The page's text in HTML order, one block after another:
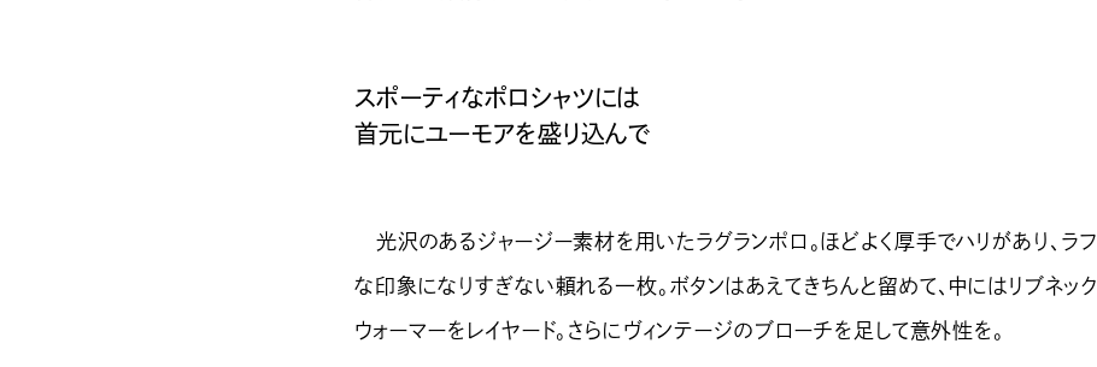
スポーティなポロシャツには
首元にユーモアを盛り込んで
光沢のあるジャージー素材を用いたラグランポロ。ほどよく厚手でハリがあり、ラフ
な印象になりすぎない頼れる一枚。ボタンはあえてきちんと留めて、中にはリブネック
ウォーマーをレイヤード。さらにヴィンテージのブローチを足して意外性を。